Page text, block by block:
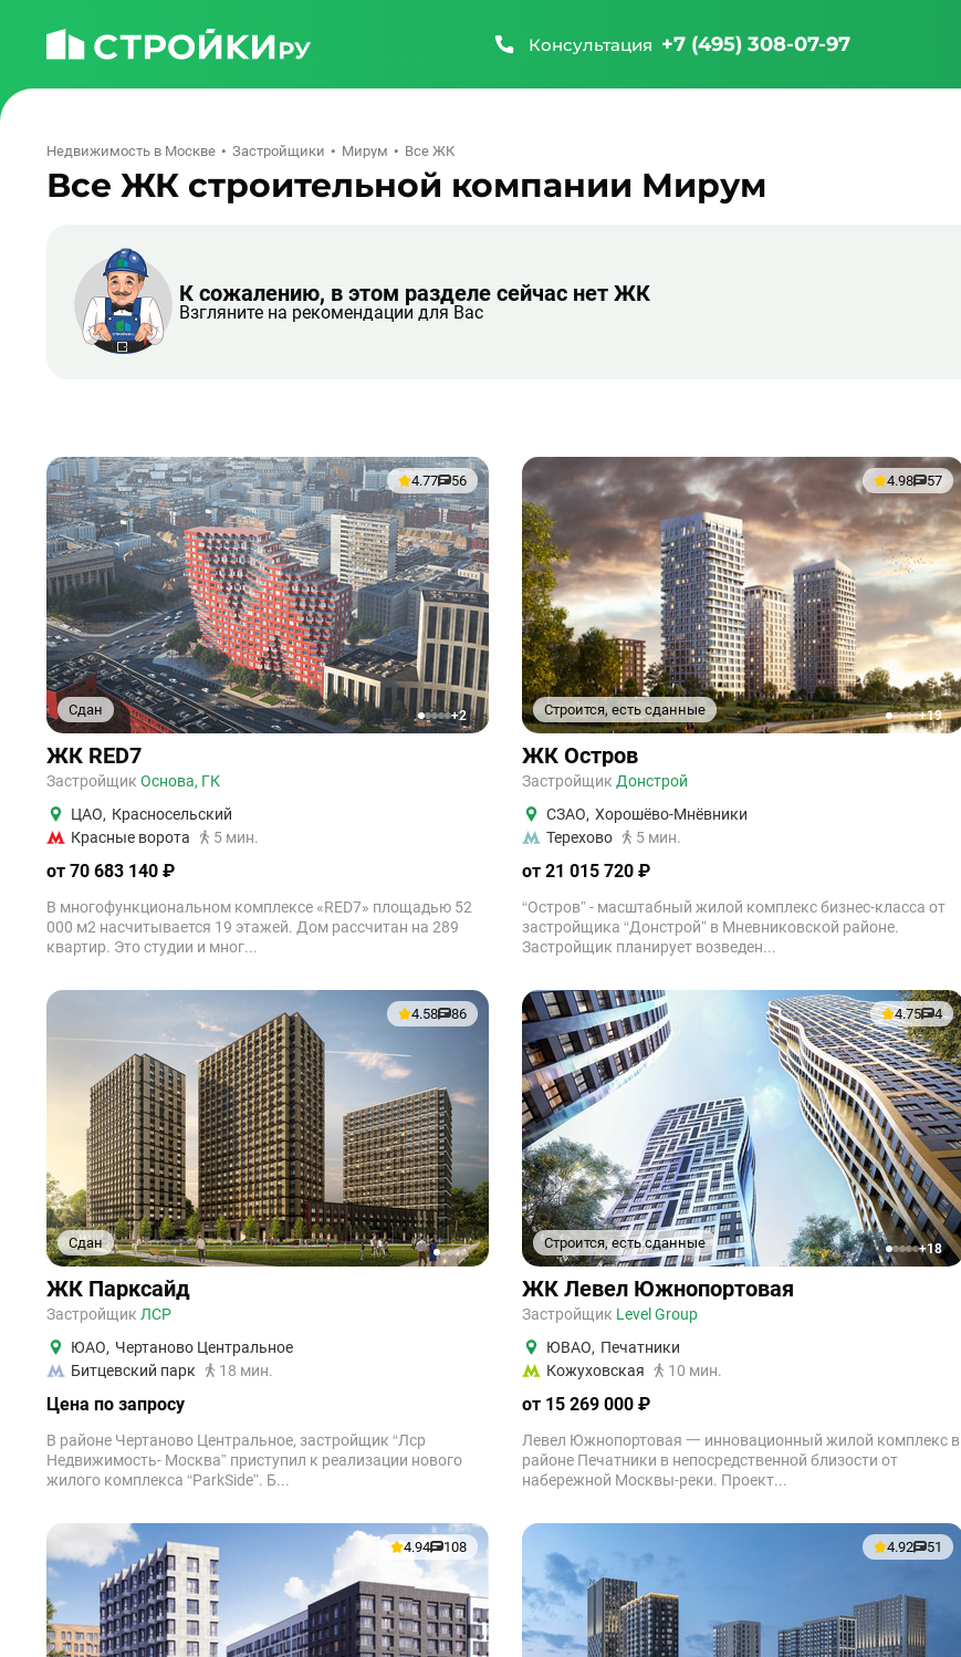
Консультация +7 (495) 308-07-97
Недвижимость в Москве Застройщики Мирум Все ЖК
Все ЖК строительной компании Мирум
К сожалению, в этом разделе сейчас нет ЖК
Взгляните на рекомендации для Вас
Сдан
4.77 56
12345+2
ЖК RED7
Застройщик Основа, ГК
ЦАО, Красносельский
Красные ворота
5 мин.
от 70 683 140 ₽
В многофункциональном комплексе «RED7» площадью 52
000 м2 насчитывается 19 этажей. Дом рассчитан на 289
квартир. Это студии и мног...
Строится, есть сданные
4.98 57
12345+19
ЖК Остров
Застройщик Донстрой
СЗАО, Хорошёво-Мнёвники
Терехово
5 мин.
от 21 015 720 ₽
“Остров” - масштабный жилой комплекс бизнес-класса от
застройщика “Донстрой” в Мневниковской районе.
Застройщик планирует возведен...
Сдан
4.58 86
12345
ЖК Парксайд
Застройщик ЛСР
ЮАО, Чертаново Центральное
Битцевский парк
18 мин.
Цена по запросу
В районе Чертаново Центральное, застройщик “Лср
Недвижимость- Москва” приступил к реализации нового
жилого комплекса “ParkSide”. Б...
Строится, есть сданные
4.75 4
12345+18
ЖК Левел Южнопортовая
Застройщик Level Group
ЮВАО, Печатники
Кожуховская
10 мин.
от 15 269 000 ₽
Левел Южнопортовая 一 инновационный жилой комплекс в
районе Печатники в непосредственной близости от
набережной Москвы-реки. Проект...
4.94 108 4.92 51